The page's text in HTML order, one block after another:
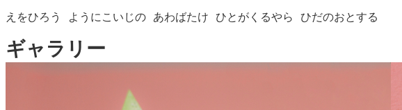
えをひろう ようにこいじの あわばたけ ひとがくるやら ひだのおとする
ギャラリー